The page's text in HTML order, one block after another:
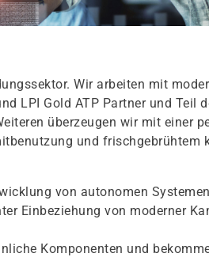
Wir arbeiten mit
LPI Gold ATP Partner und Teil
überzeugen wir mit einer
und frischgebrühtem
von autonomen
Einbeziehung von moderner
Komponenten und